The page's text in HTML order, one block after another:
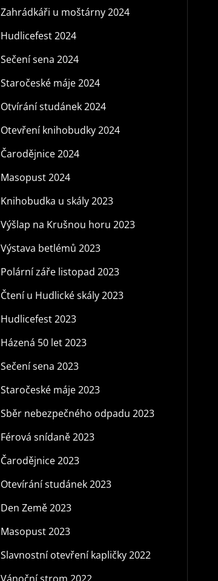
Zahrádkáři u moštárny 2024
Hudlicefest 2024
Sečení sena 2024
Staročeské máje 2024
Otvírání studánek 2024
Otevření knihobudky 2024
Čarodějnice 2024
Masopust 2024
Knihobudka u skály 2023
Výšlap na Krušnou horu 2023
Výstava betlémů 2023
Polární záře listopad 2023
Čtení u Hudlické skály 2023
Hudlicefest 2023
Házená 50 let 2023
Sečení sena 2023
Staročeské máje 2023
Sběr nebezpečného odpadu 2023
Férová snídaně 2023
Čarodějnice 2023
Otevírání studánek 2023
Den Země 2023
Masopust 2023
Slavnostní otevření kapličky 2022
Vánoční strom 2022